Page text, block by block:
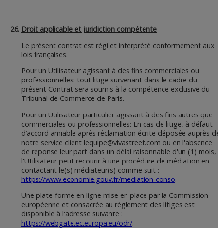
Droit applicable et juridiction compétente
Le présent contrat est régi et interprété conformément aux
lois françaises.
Pour un Utilisateur agissant à des fins commerciales ou
professionnelles: tout litige survenant dans le cadre du
présent Contrat sera soumis à la compétence exclusive du
Tribunal de Commerce de Paris.
Pour un Utilisateur particulier agissant à des fins autres que
commerciales ou professionnelles: En cas de litige, à défaut
d’accord amiable après réclamation écrite déposée auprès
notre service client lequipe@vivastreet.com ou en l'absence
de réponse leur part dans un délai raisonnable d'un (1) mois,
l'Utilisateur peut recourir à une procédure de médiation en
contactant le(s) médiateur(s) comme suit :
https://www.economie.gouv.fr/mediation-conso.
Une plate-forme en ligne mise en place par la Commission
européenne et consacrée au règlement des litiges est
disponible à l'adresse suivante :
https://webgate.ec.europa.eu/odr/.